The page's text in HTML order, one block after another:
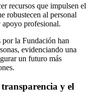
recursos que impulsen el
robustecen al personal
apoyo profesional.
la Fundación han
evidenciando una
un futuro más
y el